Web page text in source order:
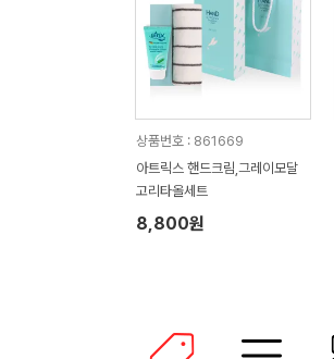
상품번호 : 861669
아트릭스 핸드크림,그레이모달
고리타올세트
8,800원